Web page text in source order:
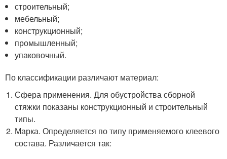
строительный;
мебельный;
конструкционный;
промышленный;
упаковочный.
По классификации различают материал:
Сфера применения. Для обустройства сборной
стяжки показаны конструкционный и строительный
типы.
Марка. Определяется по типу применяемого клеевого
состава. Различается так: